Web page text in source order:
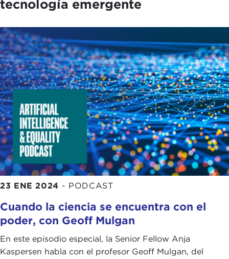
tecnología emergente
23 ENE 2024 - PODCAST
Cuando la ciencia se encuentra con el
poder, con Geoff Mulgan
En este episodio especial, la Senior Fellow Anja
Kaspersen habla con el profesor Geoff Mulgan, del